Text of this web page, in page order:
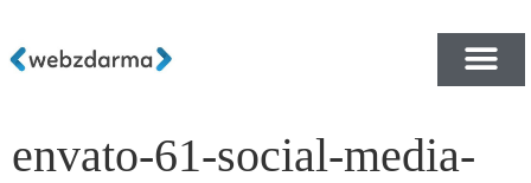
envato-61-social-media-